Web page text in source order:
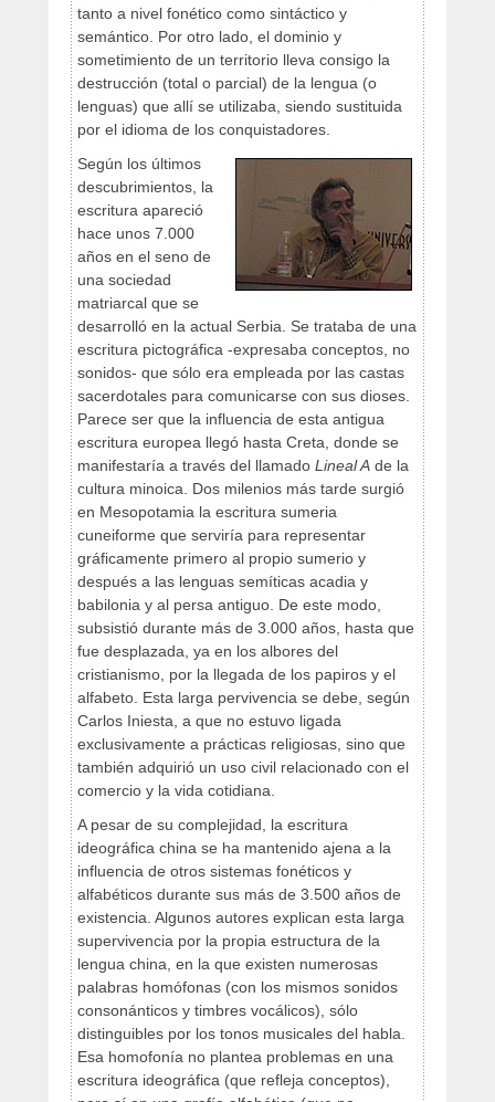
tanto a nivel fonético como sintáctico y
semántico. Por otro lado, el dominio y
sometimiento de un territorio lleva consigo la
destrucción (total o parcial) de la lengua (o
lenguas) que allí se utilizaba, siendo sustituida
por el idioma de los conquistadores.
Según los últimos
descubrimientos, la
escritura apareció
hace unos 7.000
años en el seno de
una sociedad
matriarcal que se
desarrolló en la actual Serbia. Se trataba de una
escritura pictográfica -expresaba conceptos, no
sonidos- que sólo era empleada por las castas
sacerdotales para comunicarse con sus dioses.
Parece ser que la influencia de esta antigua
escritura europea llegó hasta Creta, donde se
manifestaría a través del llamado Lineal A de la
cultura minoica. Dos milenios más tarde surgió
en Mesopotamia la escritura sumeria
cuneiforme que serviría para representar
gráficamente primero al propio sumerio y
después a las lenguas semíticas acadia y
babilonia y al persa antiguo. De este modo,
subsistió durante más de 3.000 años, hasta que
fue desplazada, ya en los albores del
cristianismo, por la llegada de los papiros y el
alfabeto. Esta larga pervivencia se debe, según
Carlos Iniesta, a que no estuvo ligada
exclusivamente a prácticas religiosas, sino que
también adquirió un uso civil relacionado con el
comercio y la vida cotidiana.
A pesar de su complejidad, la escritura
ideográfica china se ha mantenido ajena a la
influencia de otros sistemas fonéticos y
alfabéticos durante sus más de 3.500 años de
existencia. Algunos autores explican esta larga
supervivencia por la propia estructura de la
lengua china, en la que existen numerosas
palabras homófonas (con los mismos sonidos
consonánticos y timbres vocálicos), sólo
distinguibles por los tonos musicales del habla.
Esa homofonía no plantea problemas en una
escritura ideográfica (que refleja conceptos),